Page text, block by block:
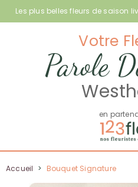
Les plus belles fleurs de saison
Votre
Parole
en
Accueil > Bouquet Signature